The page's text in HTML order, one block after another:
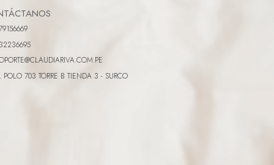
POLO 703 TORRE B TIENDA 3 - SURCO